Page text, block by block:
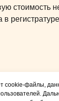
стоимость
в
cookie-файлы,